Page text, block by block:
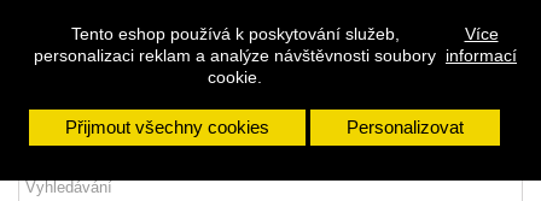
Tento eshop používá k poskytování služeb,
personalizaci reklam a analýze návštěvnosti soubory
cookie.
Více
informací
Přijmout všechny cookies Personalizovat
Přihlásit se
Napište nám